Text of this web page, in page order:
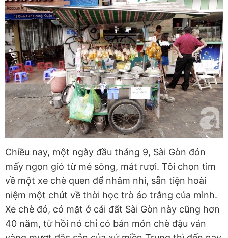
Chiều nay, một ngày đầu tháng 9, Sài Gòn đón
mấy ngọn gió từ mé sông, mát rượi. Tôi chọn tìm
về một xe chè quen để nhâm nhi, sẵn tiện hoài
niệm một chút về thời học trò áo trắng của mình.
Xe chè đó, có mặt ở cái đất Sài Gòn này cũng hơn
40 năm, từ hồi nó chỉ có bán món chè đậu ván